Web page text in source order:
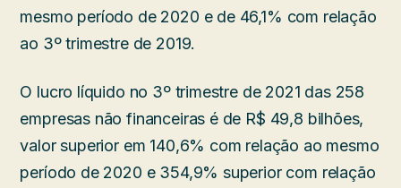
mesmo período de 2020 e de 46,1% com relação
ao 3º trimestre de 2019.
O lucro líquido no 3º trimestre de 2021 das 258
empresas não financeiras é de R$ 49,8 bilhões,
valor superior em 140,6% com relação ao mesmo
período de 2020 e 354,9% superior com relação